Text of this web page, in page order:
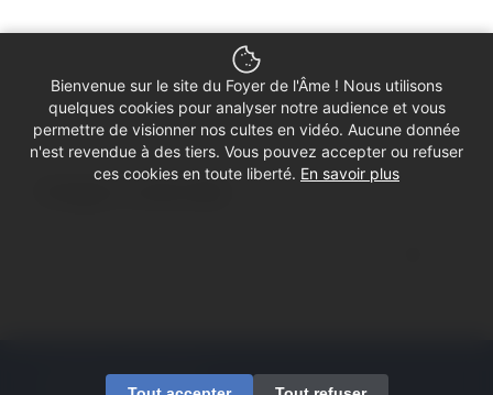
© Copyright - Foyer de l'Âme
Bienvenue sur le site du Foyer de l'Âme ! Nous utilisons
quelques cookies pour analyser notre audience et vous
permettre de visionner nos cultes en vidéo. Aucune donnée
n'est revendue à des tiers. Vous pouvez accepter ou refuser
ces cookies en toute liberté. En savoir plus